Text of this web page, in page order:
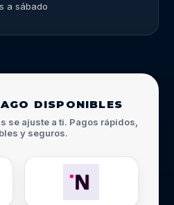
a sábado
DISPONIBLES
se ajuste a ti. Pagos rápidos,
y seguros.